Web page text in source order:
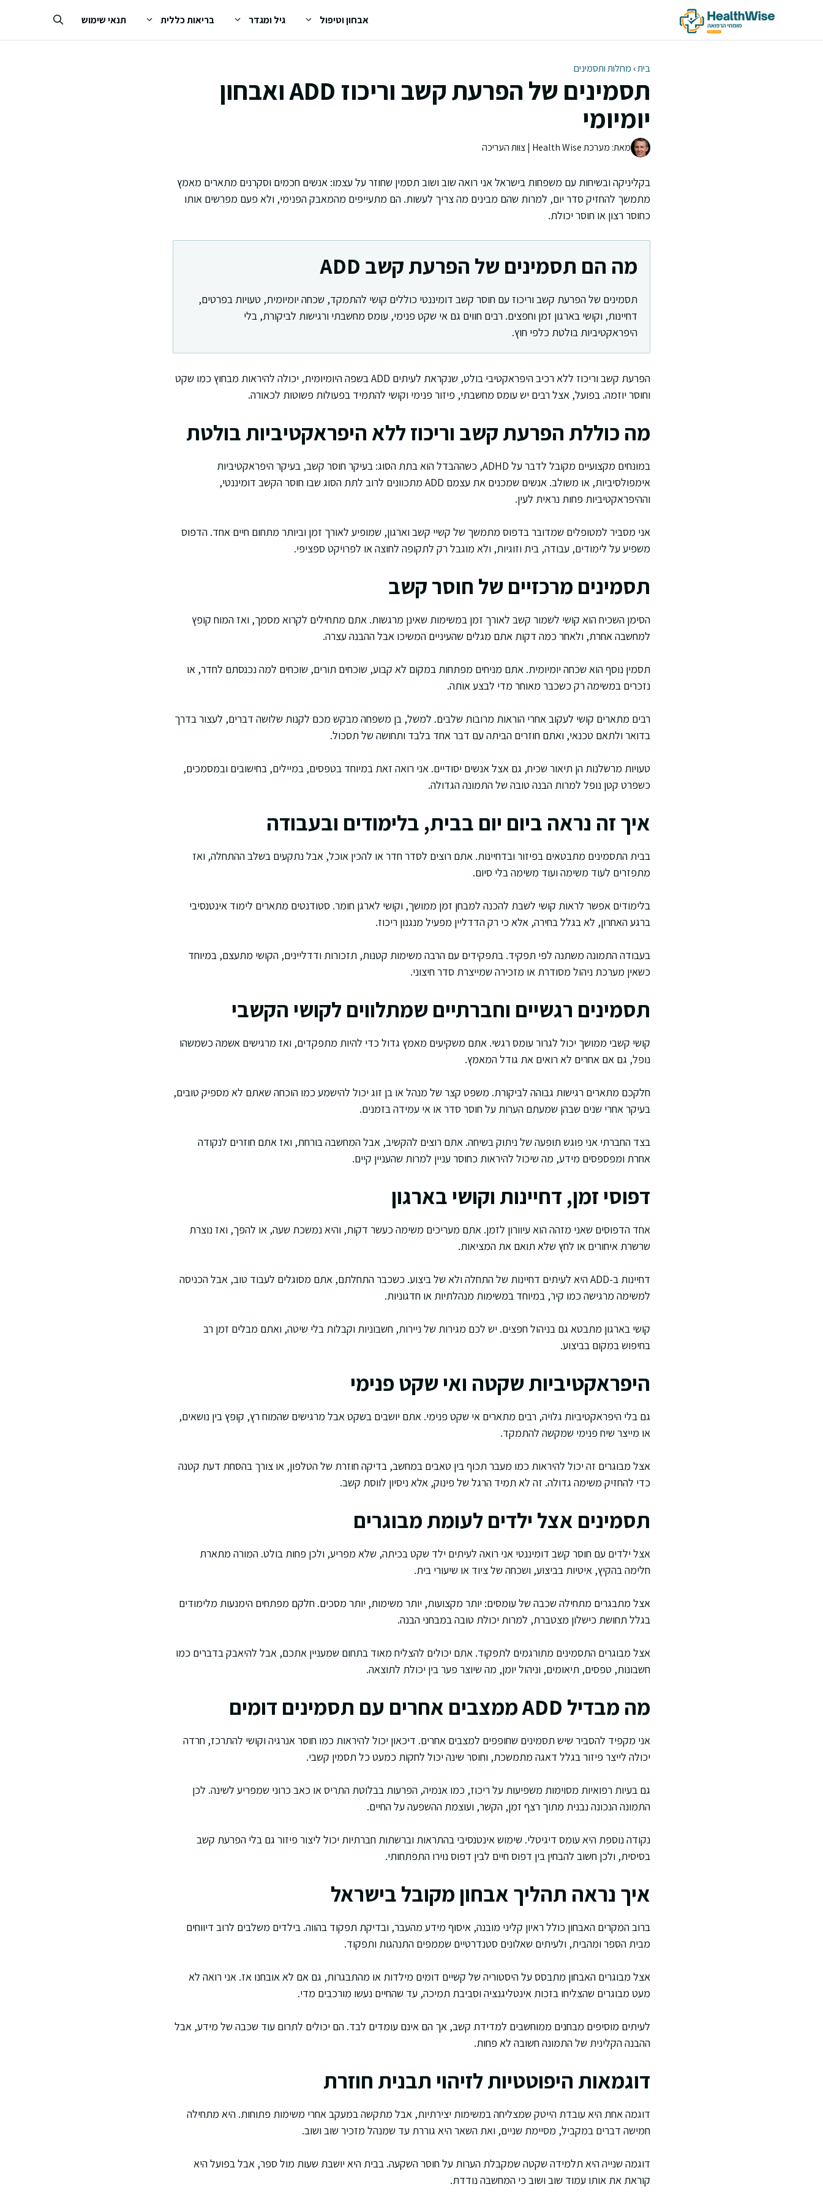
אבחון וטיפול גיל ומגדר בריאות כללית תנאי שימוש
בית› מחלות ותסמינים
תסמינים של הפרעת קשב וריכוז ADD ואבחון
יומיומי
מאת: מערכת Health Wise | צוות העריכה
בקליניקה ובשיחות עם משפחות בישראל אני רואה שוב ושוב תסמין שחוזר על עצמו: אנשים חכמים וסקרנים מתארים מאמץ
מתמשך להחזיק סדר יום, למרות שהם מבינים מה צריך לעשות. הם מתעייפים מהמאבק הפנימי, ולא פעם מפרשים אותו
כחוסר רצון או חוסר יכולת.
מה הם תסמינים של הפרעת קשב ADD
תסמינים של הפרעת קשב וריכוז עם חוסר קשב דומיננטי כוללים קושי להתמקד, שכחה יומיומית, טעויות בפרטים,
דחיינות, וקושי בארגון זמן וחפצים. רבים חווים גם אי שקט פנימי, עומס מחשבתי ורגישות לביקורת, בלי
היפראקטיביות בולטת כלפי חוץ.
הפרעת קשב וריכוז ללא רכיב היפראקטיבי בולט, שנקראת לעיתים ADD בשפה היומיומית, יכולה להיראות מבחוץ כמו שקט
וחוסר יוזמה. בפועל, אצל רבים יש עומס מחשבתי, פיזור פנימי וקושי להתמיד בפעולות פשוטות לכאורה.
מה כוללת הפרעת קשב וריכוז ללא היפראקטיביות בולטת
במונחים מקצועיים מקובל לדבר על ADHD, כשההבדל הוא בתת הסוג: בעיקר חוסר קשב, בעיקר היפראקטיביות
אימפולסיביות, או משולב. אנשים שמכנים את עצמם ADD מתכוונים לרוב לתת הסוג שבו חוסר הקשב דומיננטי,
וההיפראקטיביות פחות נראית לעין.
אני מסביר למטופלים שמדובר בדפוס מתמשך של קשיי קשב וארגון, שמופיע לאורך זמן וביותר מתחום חיים אחד. הדפוס
משפיע על לימודים, עבודה, בית וזוגיות, ולא מוגבל רק לתקופה לחוצה או לפרויקט ספציפי.
תסמינים מרכזיים של חוסר קשב
הסימן השכיח הוא קושי לשמור קשב לאורך זמן במשימות שאינן מרגשות. אתם מתחילים לקרוא מסמך, ואז המוח קופץ
למחשבה אחרת, ולאחר כמה דקות אתם מגלים שהעיניים המשיכו אבל ההבנה עצרה.
תסמין נוסף הוא שכחה יומיומית. אתם מניחים מפתחות במקום לא קבוע, שוכחים תורים, שוכחים למה נכנסתם לחדר, או
נזכרים במשימה רק כשכבר מאוחר מדי לבצע אותה.
רבים מתארים קושי לעקוב אחרי הוראות מרובות שלבים. למשל, בן משפחה מבקש מכם לקנות שלושה דברים, לעצור בדרך
בדואר ולתאם טכנאי, ואתם חוזרים הביתה עם דבר אחד בלבד ותחושה של תסכול.
טעויות מרשלנות הן תיאור שכיח, גם אצל אנשים יסודיים. אני רואה זאת במיוחד בטפסים, במיילים, בחישובים ובמסמכים,
כשפרט קטן נופל למרות הבנה טובה של התמונה הגדולה.
איך זה נראה ביום יום בבית, בלימודים ובעבודה
בבית התסמינים מתבטאים בפיזור ובדחיינות. אתם רוצים לסדר חדר או להכין אוכל, אבל נתקעים בשלב ההתחלה, ואז
מתפזרים לעוד משימה ועוד משימה בלי סיום.
בלימודים אפשר לראות קושי לשבת להכנה למבחן זמן ממושך, וקושי לארגן חומר. סטודנטים מתארים לימוד אינטנסיבי
ברגע האחרון, לא בגלל בחירה, אלא כי רק הדדליין מפעיל מנגנון ריכוז.
בעבודה התמונה משתנה לפי תפקיד. בתפקידים עם הרבה משימות קטנות, תזכורות ודדליינים, הקושי מתעצם, במיוחד
כשאין מערכת ניהול מסודרת או מזכירה שמייצרת סדר חיצוני.
תסמינים רגשיים וחברתיים שמתלווים לקושי הקשבי
קושי קשבי ממושך יכול לגרור עומס רגשי. אתם משקיעים מאמץ גדול כדי להיות מתפקדים, ואז מרגישים אשמה כשמשהו
נופל, גם אם אחרים לא רואים את גודל המאמץ.
חלקכם מתארים רגישות גבוהה לביקורת. משפט קצר של מנהל או בן זוג יכול להישמע כמו הוכחה שאתם לא מספיק טובים,
בעיקר אחרי שנים שבהן שמעתם הערות על חוסר סדר או אי עמידה בזמנים.
בצד החברתי אני פוגש תופעה של ניתוק בשיחה. אתם רוצים להקשיב, אבל המחשבה בורחת, ואז אתם חוזרים לנקודה
אחרת ומפספסים מידע, מה שיכול להיראות כחוסר עניין למרות שהעניין קיים.
דפוסי זמן, דחיינות וקושי בארגון
אחד הדפוסים שאני מזהה הוא עיוורון לזמן. אתם מעריכים משימה כעשר דקות, והיא נמשכת שעה, או להפך, ואז נוצרת
שרשרת איחורים או לחץ שלא תואם את המציאות.
דחיינות ב-ADD היא לעיתים דחיינות של התחלה ולא של ביצוע. כשכבר התחלתם, אתם מסוגלים לעבוד טוב, אבל הכניסה
למשימה מרגישה כמו קיר, במיוחד במשימות מנהלתיות או חדגוניות.
קושי בארגון מתבטא גם בניהול חפצים. יש לכם מגירות של ניירות, חשבוניות וקבלות בלי שיטה, ואתם מבלים זמן רב
בחיפוש במקום בביצוע.
היפראקטיביות שקטה ואי שקט פנימי
גם בלי היפראקטיביות גלויה, רבים מתארים אי שקט פנימי. אתם יושבים בשקט אבל מרגישים שהמוח רץ, קופץ בין נושאים,
או מייצר שיח פנימי שמקשה להתמקד.
אצל מבוגרים זה יכול להיראות כמו מעבר תכוף בין טאבים במחשב, בדיקה חוזרת של הטלפון, או צורך בהסחת דעת קטנה
כדי להחזיק משימה גדולה. זה לא תמיד הרגל של פינוק, אלא ניסיון לווסת קשב.
תסמינים אצל ילדים לעומת מבוגרים
אצל ילדים עם חוסר קשב דומיננטי אני רואה לעיתים ילד שקט בכיתה, שלא מפריע, ולכן פחות בולט. המורה מתארת
חלימה בהקיץ, איטיות בביצוע, ושכחה של ציוד או שיעורי בית.
אצל מתבגרים מתחילה שכבה של עומסים: יותר מקצועות, יותר משימות, יותר מסכים. חלקם מפתחים הימנעות מלימודים
בגלל תחושת כישלון מצטברת, למרות יכולת טובה במבחני הבנה.
אצל מבוגרים התסמינים מתורגמים לתפקוד. אתם יכולים להצליח מאוד בתחום שמעניין אתכם, אבל להיאבק בדברים כמו
חשבונות, טפסים, תיאומים, וניהול יומן, מה שיוצר פער בין יכולת לתוצאה.
מה מבדיל ADD ממצבים אחרים עם תסמינים דומים
אני מקפיד להסביר שיש תסמינים שחופפים למצבים אחרים. דיכאון יכול להיראות כמו חוסר אנרגיה וקושי להתרכז, חרדה
יכולה לייצר פיזור בגלל דאגה מתמשכת, וחוסר שינה יכול לחקות כמעט כל תסמין קשבי.
גם בעיות רפואיות מסוימות משפיעות על ריכוז, כמו אנמיה, הפרעות בבלוטת התריס או כאב כרוני שמפריע לשינה. לכן
התמונה הנכונה נבנית מתוך רצף זמן, הקשר, ועוצמת ההשפעה על החיים.
נקודה נוספת היא עומס דיגיטלי. שימוש אינטנסיבי בהתראות וברשתות חברתיות יכול ליצור פיזור גם בלי הפרעת קשב
בסיסית, ולכן חשוב להבחין בין דפוס חיים לבין דפוס נוירו התפתחותי.
איך נראה תהליך אבחון מקובל בישראל
ברוב המקרים האבחון כולל ראיון קליני מובנה, איסוף מידע מהעבר, ובדיקת תפקוד בהווה. בילדים משלבים לרוב דיווחים
מבית הספר ומהבית, ולעיתים שאלונים סטנדרטיים שממפים התנהגות ותפקוד.
אצל מבוגרים האבחון מתבסס על היסטוריה של קשיים דומים מילדות או מהתבגרות, גם אם לא אובחנו אז. אני רואה לא
מעט מבוגרים שהצליחו בזכות אינטליגנציה וסביבת תמיכה, עד שהחיים נעשו מורכבים מדי.
לעיתים מוסיפים מבחנים ממוחשבים למדידת קשב, אך הם אינם עומדים לבד. הם יכולים לתרום עוד שכבה של מידע, אבל
ההבנה הקלינית של התמונה חשובה לא פחות.
דוגמאות היפוטטיות לזיהוי תבנית חוזרת
דוגמה אחת היא עובדת הייטק שמצליחה במשימות יצירתיות, אבל מתקשה במעקב אחרי משימות פתוחות. היא מתחילה
חמישה דברים במקביל, מסיימת שניים, ואת השאר היא גוררת עד שמנהל מזכיר שוב ושוב.
דוגמה שנייה היא תלמידה שקטה שמקבלת הערות על חוסר השקעה. בבית היא יושבת שעות מול ספר, אבל בפועל היא
קוראת את אותו עמוד שוב ושוב כי המחשבה נודדת.